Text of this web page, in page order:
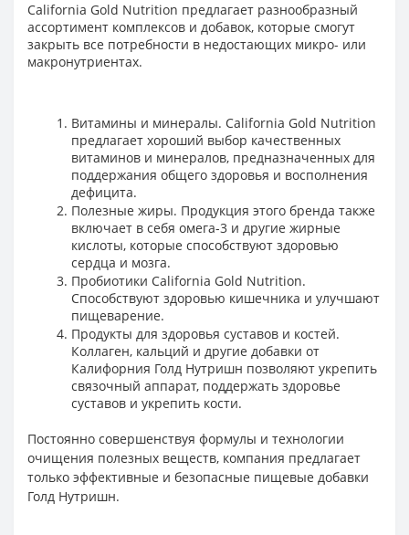
California Gold Nutrition предлагает разнообразный
ассортимент комплексов и добавок, которые смогут
закрыть все потребности в недостающих микро- или
макронутриентах.
Витамины и минералы. California Gold Nutrition
предлагает хороший выбор качественных
витаминов и минералов, предназначенных для
поддержания общего здоровья и восполнения
дефицита.
Полезные жиры. Продукция этого бренда также
включает в себя омега-3 и другие жирные
кислоты, которые способствуют здоровью
сердца и мозга.
Пробиотики California Gold Nutrition.
Способствуют здоровью кишечника и улучшают
пищеварение.
Продукты для здоровья суставов и костей.
Коллаген, кальций и другие добавки от
Калифорния Голд Нутришн позволяют укрепить
связочный аппарат, поддержать здоровье
суставов и укрепить кости.
Постоянно совершенствуя формулы и технологии
очищения полезных веществ, компания предлагает
только эффективные и безопасные пищевые добавки
Голд Нутришн.